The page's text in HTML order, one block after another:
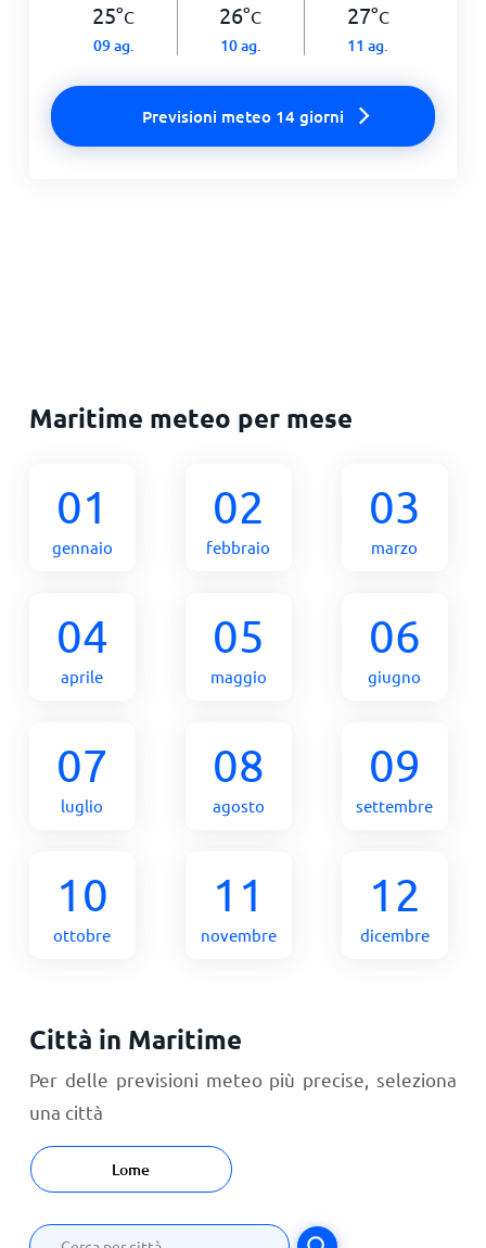
25°C
09 ag.
26°C
10 ag.
27°C
11 ag.
Previsioni meteo 14 giorni
Maritime meteo per mese
01
gennaio
02
febbraio
03
marzo
04
aprile
05
maggio
06
giugno
07
luglio
08
agosto
09
settembre
10
ottobre
11
novembre
12
dicembre
Città in Maritime
Per delle previsioni meteo più precise, seleziona
una città
Lome